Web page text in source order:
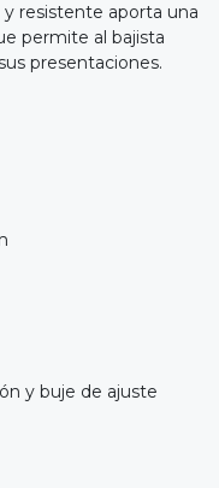
resistente aporta una
permite al bajista
presentaciones.
y buje de ajuste